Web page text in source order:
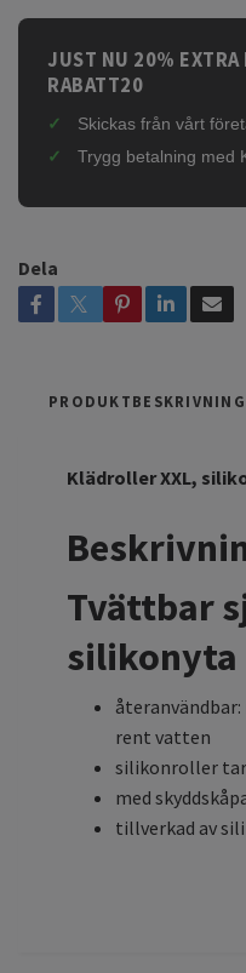
JUST NU 20% EXTRA
RABATT20
Skickas från vårt
Trygg betalning med
Dela
PRODUKTBESKRIVNING
Klädroller XXL,
Tvättbar
silikonyta
rent vatten
silikonroller tar
med
tillverkad av